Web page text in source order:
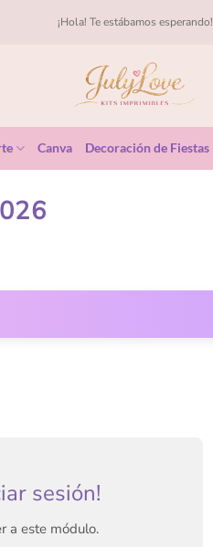
¡Hola! Te estábamos esperando!
Canva Decoración de Fiestas
sesión!
a este módulo.